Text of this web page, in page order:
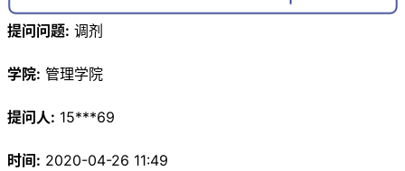
提问问题: 调剂
学院: 管理学院
提问人: 15***69
时间: 2020-04-26 11:49